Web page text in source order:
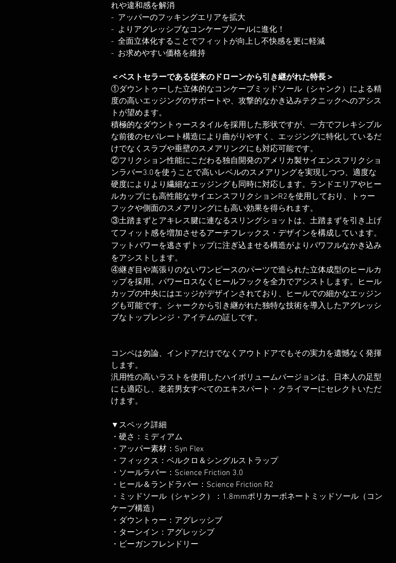
れや違和感を解消
- アッパーのフッキングエリアを拡大
- よりアグレッシブなコンケーブソールに進化！
- 全面立体化することでフィットが向上し不快感を更に軽減
- お求めやすい価格を維持
＜ベストセラーである従来のドローンから引き継がれた特長＞
①ダウントゥーした立体的なコンケーブミッドソール（シャンク）による精
度の高いエッジングのサポートや、攻撃的なかき込みテクニックへのアシス
トが望めます。
積極的なダウントゥースタイルを採用した形状ですが、一方でフレキシブル
な前後のセパレート構造により曲がりやすく、エッジングに特化しているだ
けでなくスラブや垂壁のスメアリングにも対応可能です。
②フリクション性能にこだわる独自開発のアメリカ製サイエンスフリクショ
ンラバー3.0を使うことで高いレベルのスメアリングを実現しつつ、適度な
硬度によりより繊細なエッジングも同時に対応します。ランドエリアやヒー
ルカップにも高性能なサイエンスフリクションR2を使用しており、トゥー
フックや側面のスメアリングにも高い効果を得られます。
③土踏まずとアキレス腱に連なるスリングショットは、土踏まずを引き上げ
てフィット感を増加させるアーチフレックス・デザインを構成しています。
フットパワーを逃さずトップに注ぎ込ませる構造がよりパワフルなかき込み
をアシストします。
④継ぎ目や嵩張りのないワンピースのパーツで造られた立体成型のヒールカ
ップを採用。パワーロスなくヒールフックを全力でアシストします。ヒール
カップの中央にはエッジがデザインされており、ヒールでの細かなエッジン
グも可能です。シャークから引き継がれた独特な技術を導入したアグレッシ
ブなトップレンジ・アイテムの証しです。
コンペは勿論、インドアだけでなくアウトドアでもその実力を遺憾なく発揮
します。
汎用性の高いラストを使用したハイボリュームバージョンは、日本人の足型
にも適応し、老若男女すべてのエキスパート・クライマーにセレクトいただ
けます。
▼スペック詳細
・硬さ：ミディアム
・アッパー素材：Syn Flex
・フィックス：ベルクロ＆シングルストラップ
・ソールラバー：Science Friction 3.0
・ヒール＆ランドラバー：Science Friction R2
・ミッドソール（シャンク）：1.8mmポリカーボネートミッドソール（コン
ケーブ構造）
・ダウントゥー：アグレッシブ
・ターンイン：アグレッシブ
・ビーガンフレンドリー